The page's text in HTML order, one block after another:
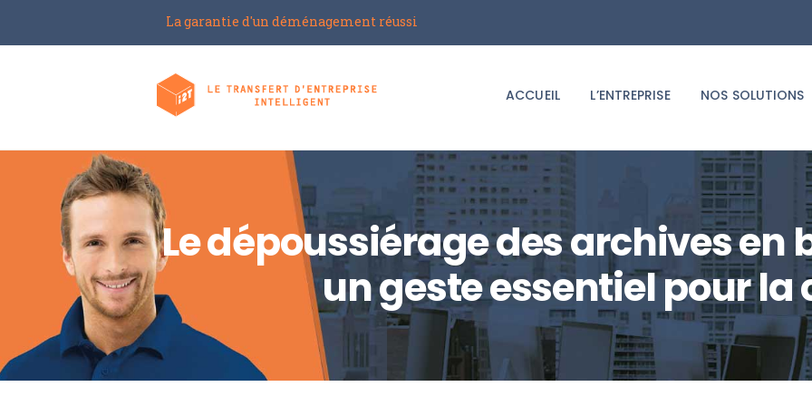
La garantie d'un déménagement réussi
ACCUEIL L’ENTREPRISE NOS SOLUTIONS
Le dépoussiérage des archives en
un geste essentiel pour
LE BLOG
DEMANDER UN
DEVIS